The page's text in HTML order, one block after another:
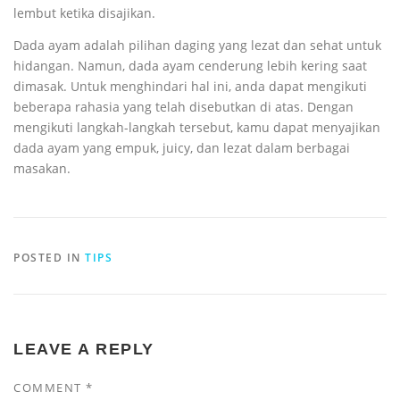
lembut ketika disajikan.
Dada ayam adalah pilihan daging yang lezat dan sehat untuk
hidangan. Namun, dada ayam cenderung lebih kering saat
dimasak. Untuk menghindari hal ini, anda dapat mengikuti
beberapa rahasia yang telah disebutkan di atas. Dengan
mengikuti langkah-langkah tersebut, kamu dapat menyajikan
dada ayam yang empuk, juicy, dan lezat dalam berbagai
masakan.
POSTED IN TIPS
LEAVE A REPLY
COMMENT *